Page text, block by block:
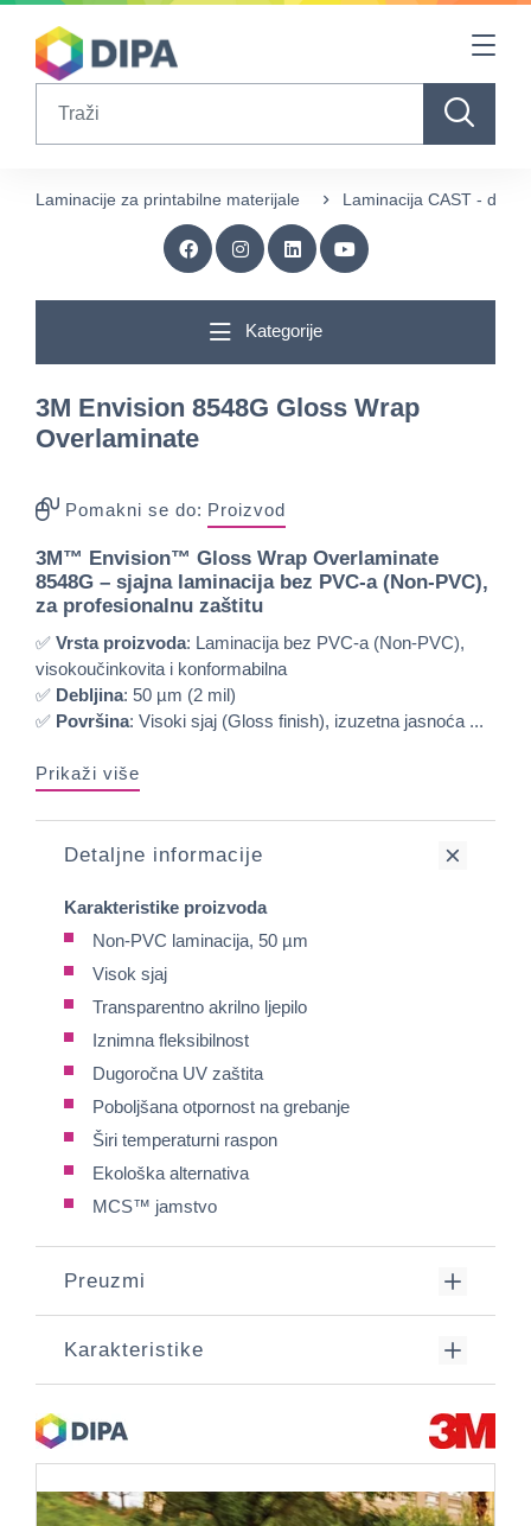
Table Of Content
Laminacije za printabilne materijale Laminacija CAST -
Kategorije
3M Envision 8548G Gloss Wrap
Overlaminate
Pomakni se do: Proizvod
3M™ Envision™ Gloss Wrap Overlaminate
8548G – sjajna laminacija bez PVC-a (Non-PVC),
za profesionalnu zaštitu
✅ Vrsta proizvoda: Laminacija bez PVC-a (Non-PVC),
visokoučinkovita i konformabilna
✅ Debljina: 50 µm (2 mil)
✅ Površina: Visoki sjaj (Gloss finish), izuzetna jasnoća ...
Prikaži više
Detaljne informacije
Karakteristike proizvoda
Non-PVC laminacija, 50 µm
Visok sjaj
Transparentno akrilno ljepilo
Iznimna fleksibilnost
Dugoročna UV zaštita
Poboljšana otpornost na grebanje
Širi temperaturni raspon
Ekološka alternativa
MCS™ jamstvo
Preuzmi
Karakteristike